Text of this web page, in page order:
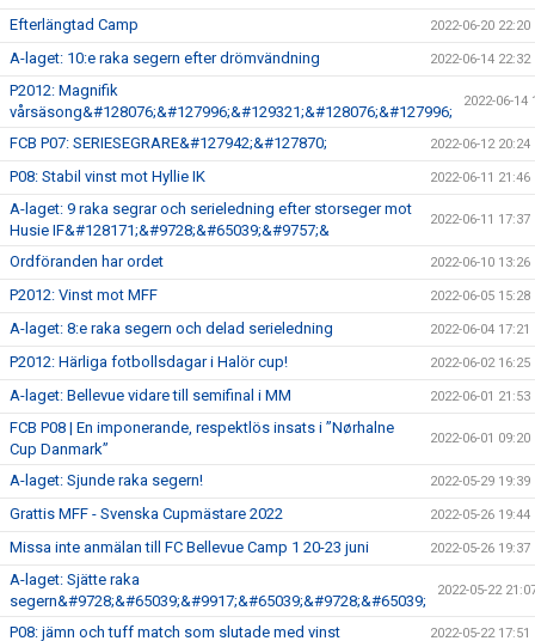
Efterlängtad Camp 2022-06-20 22:20
A-laget: 10:e raka segern efter drömvändning 2022-06-14 22:32
P2012: Magnifik
vårsäsong&#128076;&#127996;&#129321;&#128076;&#127996;
2022-06-14
FCB P07: SERIESEGRARE&#127942;&#127870; 2022-06-12 20:24
P08: Stabil vinst mot Hyllie IK 2022-06-11 21:46
A-laget: 9 raka segrar och serieledning efter storseger mot
Husie IF&#128171;&#9728;&#65039;&#9757;&
2022-06-11 17:37
Ordföranden har ordet 2022-06-10 13:26
P2012: Vinst mot MFF 2022-06-05 15:28
A-laget: 8:e raka segern och delad serieledning 2022-06-04 17:21
P2012: Härliga fotbollsdagar i Halör cup! 2022-06-02 16:25
A-laget: Bellevue vidare till semifinal i MM 2022-06-01 21:53
FCB P08 | En imponerande, respektlös insats i ”Nørhalne
Cup Danmark”
2022-06-01 09:20
A-laget: Sjunde raka segern! 2022-05-29 19:39
Grattis MFF - Svenska Cupmästare 2022 2022-05-26 19:44
Missa inte anmälan till FC Bellevue Camp 1 20-23 juni 2022-05-26 19:37
A-laget: Sjätte raka
segern&#9728;&#65039;&#9917;&#65039;&#9728;&#65039;
2022-05-22
P08: jämn och tuff match som slutade med vinst 2022-05-22 17:51